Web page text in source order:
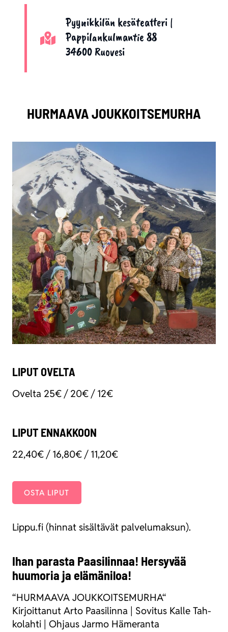
Pyynikkilän kesäteatteri |
Pappilankulmantie 88
34600 Ruovesi
HURMAAVA JOUKKOITSEMURHA
LIPUT OVELTA
Ovel­ta 25€ / 20€ / 12€
LIPUT ENNAKKOON
22,40€ / 16,80€ / 11,20€
OSTA LIPUT
Lippu.fi (hin­nat sisäl­tä­vät pal­ve­lu­mak­sun).
Ihan parasta Paasilinnaa! Hersyvää
huumoria ja elämäniloa!
“HURMAAVA JOUKKOITSEMURHA“
Kir­joit­ta­nut Arto Paa­si­lin­na | Sovi­tus Kal­le Tah­
ko­lah­ti | Ohjaus Jar­mo Häme­ran­ta